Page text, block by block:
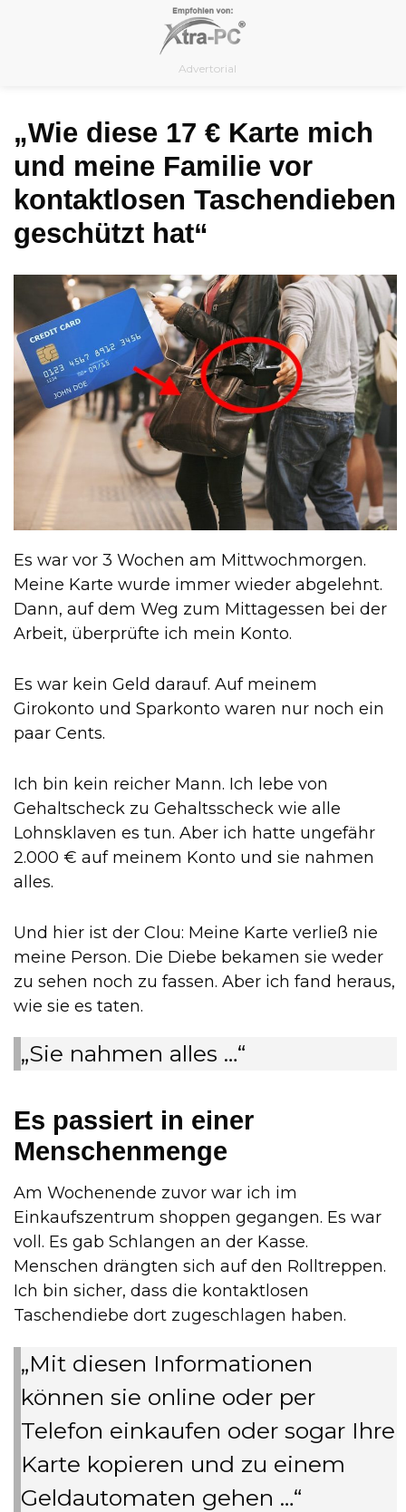
Advertorial
„Wie diese 17 € Karte mich
und meine Familie vor
kontaktlosen Taschendieben
geschützt hat“
Es war vor 3 Wochen am Mittwochmorgen.
Meine Karte wurde immer wieder abgelehnt.
Dann, auf dem Weg zum Mittagessen bei der
Arbeit, überprüfte ich mein Konto.
Es war kein Geld darauf. Auf meinem
Girokonto und Sparkonto waren nur noch ein
paar Cents.
Ich bin kein reicher Mann. Ich lebe von
Gehaltscheck zu Gehaltsscheck wie alle
Lohnsklaven es tun. Aber ich hatte ungefähr
2.000 € auf meinem Konto und sie nahmen
alles.
Und hier ist der Clou: Meine Karte verließ nie
meine Person. Die Diebe bekamen sie weder
zu sehen noch zu fassen. Aber ich fand heraus,
wie sie es taten.
„Sie nahmen alles …“
Es passiert in einer
Menschenmenge
Am Wochenende zuvor war ich im
Einkaufszentrum shoppen gegangen. Es war
voll. Es gab Schlangen an der Kasse.
Menschen drängten sich auf den Rolltreppen.
Ich bin sicher, dass die kontaktlosen
Taschendiebe dort zugeschlagen haben.
„Mit diesen Informationen
können sie online oder per
Telefon einkaufen oder sogar Ihre
Karte kopieren und zu einem
Geldautomaten gehen …“